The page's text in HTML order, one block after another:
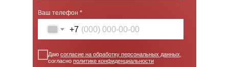
Ваш телефон *
+7
Даю согласие на обработку персональных данных
согласно политике конфиденциальности